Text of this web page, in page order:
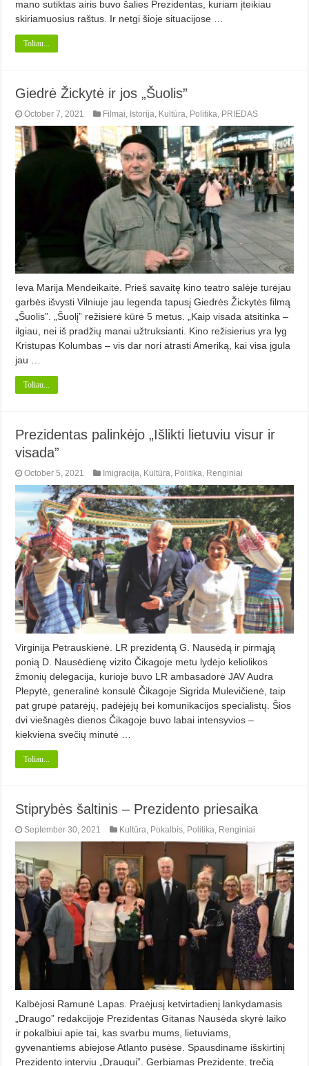
mano sutiktas airis buvo šalies Prezidentas, kuriam įteikiau
skiriamuosius raštus. Ir net­gi šioje situacijose …
Toliau...
Giedrė Žickytė ir jos „Šuolis”
October 7, 2021 Filmai Istorija Kultūra Politika PRIEDAS
Ieva Marija Mendeikaitė. Prieš savaitę kino teatro salėje turėjau
garbės išvysti Vilniuje jau legenda tapusį Giedrės Žickytės filmą
„Šuolis”. „Šuolį” režisierė kūrė 5 metus. „Kaip visada atsitinka –
ilgiau, nei iš pradžių manai užtruksianti. Kino režisierius yra lyg
Kristupas Kolumbas – vis dar nori atrasti Ameriką, kai visa įgula
jau …
Toliau...
Prezidentas palinkėjo „Išlikti lietuviu visur ir
visada”
October 5, 2021 Imigracija, Kultūra, Politika, Renginiai
Virginija Petrauskienė. LR prezidentą G. Nausėdą ir pirmą­ją
ponią D. Nausėdienę vizito Čika­goje metu lydėjo keliolikos
žmonių dele­gacija, kurioje buvo LR ambasadorė JAV Audra
Plepytė, generalinė konsulė Čikagoje Sigrida Mulevičienė, taip
pat grupė patarėjų, padėjėjų bei komu­nikacijos specialistų. Šios
dvi viešnagės dienos Čikagoje buvo labai intensyvios –
kiekviena svečių minutė …
Toliau...
Stiprybės šaltinis – Prezidento priesaika
September 30, 2021 Kultūra, Pokalbis, Politika, Renginiai
Kalbėjosi Ramunė Lapas. Praėjusį ketvirtadienį lankydamasis
„Draugo” redakcijoje Prezidentas Gitanas Nau­sėda skyrė laiko
ir pokalbiui apie tai, kas svarbu mums, lietuviams,
gyvenantiems abiejose Atlanto pusėse. Spausdiname išskirtinį
Prezidento interviu „Draugui”. Gerbiamas Prezidente, trečią